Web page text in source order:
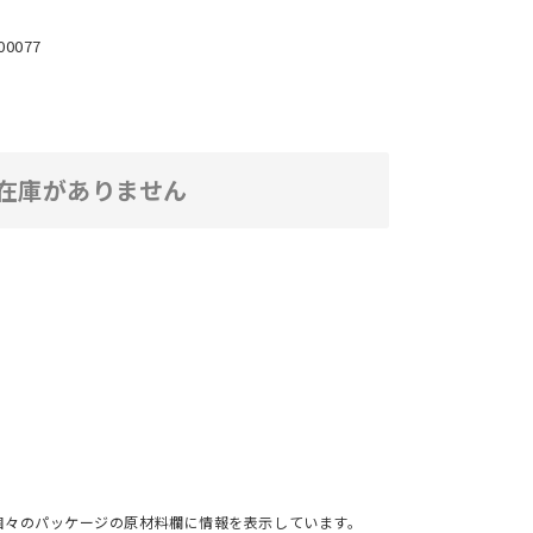
庫がありません
のパッケージの原材料欄に情報を表示しています。